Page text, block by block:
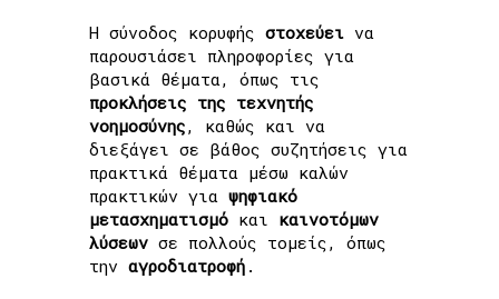
Η σύνοδος κορυφής στοχεύει να
παρουσιάσει πληροφορίες για
βασικά θέματα, όπως τις
προκλήσεις της τεχνητής
νοημοσύνης, καθώς και να
διεξάγει σε βάθος συζητήσεις για
πρακτικά θέματα μέσω καλών
πρακτικών για ψηφιακό
μετασχηματισμό και καινοτόμων
λύσεων σε πολλούς τομείς, όπως
την αγροδιατροφή .